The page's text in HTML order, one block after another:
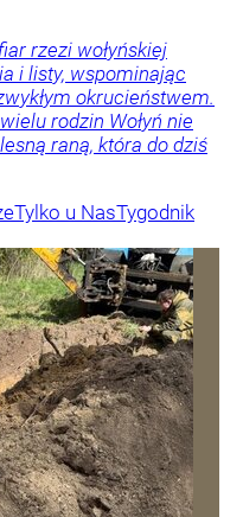
rzezi wołyńskiej
i listy, wspominając
okrucieństwem.
rodzin Wołyń nie
raną, która do dziś
Tylko u NasTygodnik